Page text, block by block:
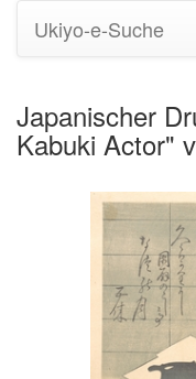
Ukiyo-e-Suche
Japanischer
Kabuki Actor"